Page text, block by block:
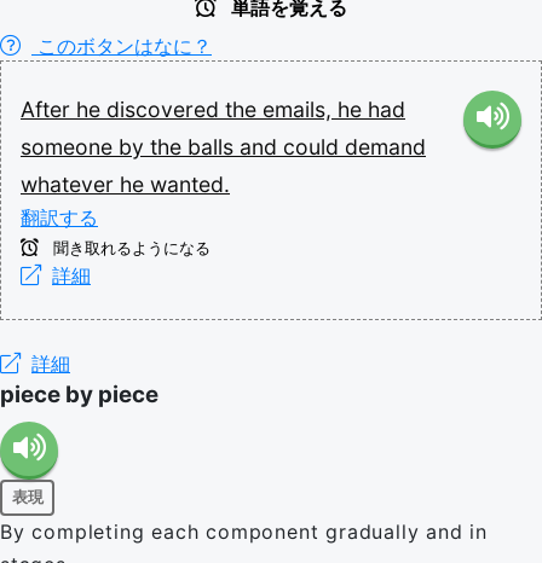
単語を覚える
このボタンはなに？
After he discovered the emails, he had
someone by the balls and could demand
whatever he wanted.
翻訳する
聞き取れるようになる
詳細
詳細
piece by piece
表現
By completing each component gradually and in